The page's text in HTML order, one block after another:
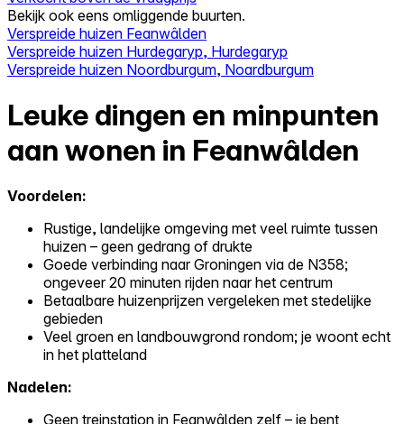
Bekijk ook eens omliggende buurten.
Verspreide huizen Feanwâlden
Verspreide huizen Hurdegaryp, Hurdegaryp
Verspreide huizen Noordburgum, Noardburgum
Leuke dingen en minpunten
aan wonen in Feanwâlden
Voordelen:
Rustige, landelijke omgeving met veel ruimte tussen
huizen – geen gedrang of drukte
Goede verbinding naar Groningen via de N358;
ongeveer 20 minuten rijden naar het centrum
Betaalbare huizenprijzen vergeleken met stedelijke
gebieden
Veel groen en landbouwgrond rondom; je woont echt
in het platteland
Nadelen:
Geen treinstation in Feanwâlden zelf – je bent